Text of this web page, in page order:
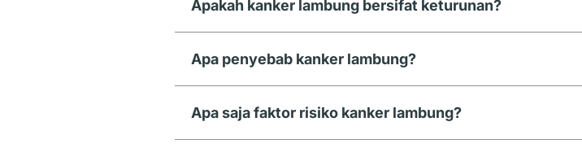
Apakah kanker lambung bersifat keturunan?
Apa penyebab kanker lambung?
Apa saja faktor risiko kanker lambung?